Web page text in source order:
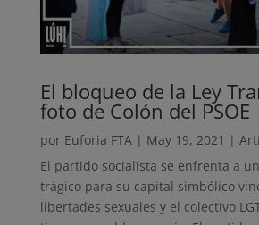
El bloqueo de la Ley
foto de Colón del PSOE
por Euforia FTA| May 19, 2021 |
El partido socialista se enfrenta a
trágico para su capital simbólico
libertades sexuales y el colectivo